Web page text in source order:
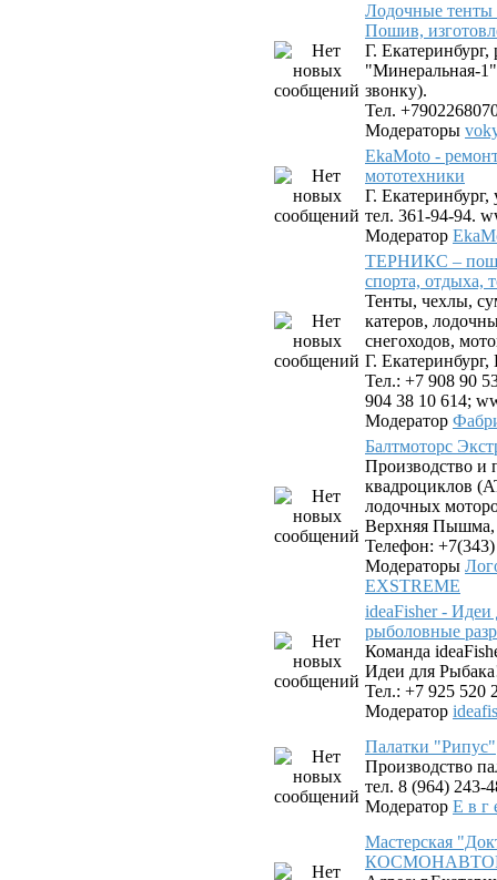
Лодочные тенты
Пошив,
Г.
"Минеральная-
звонку).
Тел.
Модераторы
EkaMoto -
мототехники
Г.
тел. 361-94-94.
Модератор
ТЕРНИКС –
спорта, отдыха,
Тенты, чехлы,
катеров,
снегоходов,
Г.
Тел.: +7 908 90
904 38 10 614;
Модератор
Балтмоторс
Производство и
квадроциклов
лодочных
Верхняя Пышма,
Телефон:
Модераторы
EXSTREME
ideaFisher -
рыболовные
Команда
Идеи для
Тел.: +7 925 520
Модератор
Палатки "Рипус"
Производство
тел. 8 (964) 243-
Модератор Е в г
Мастерская
КОСМОНАВТОВ.